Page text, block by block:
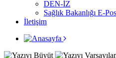
DEN-İZ
Sağlık Bakanlığı E-
İletişim